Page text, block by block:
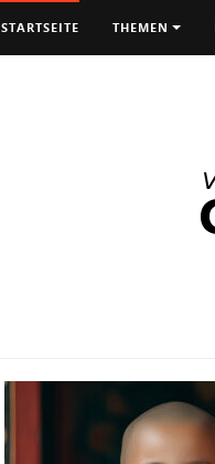
STARTSEITE THEMEN